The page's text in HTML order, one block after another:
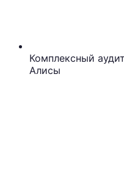
Комплексный
Алисы